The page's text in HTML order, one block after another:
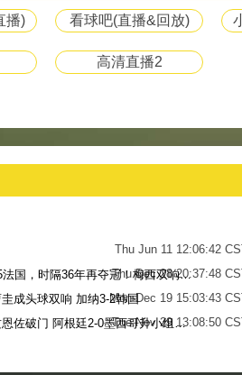
播) 看球吧(直播&回放)
高清直播2
Thu Jun 11 12:06:42
Thu Dec 28 20:37:48
世界杯-阿根廷点球7-5法国，时隔36年再夺冠！梅西双响姆巴佩戴帽
Mon Dec 19 15:03:43
成头球双响 加纳3-2韩国
Tue Nov 29 13:08:50
梅西无解贴地斩+助攻恩佐破门 阿根廷2-0墨西哥升小组第二